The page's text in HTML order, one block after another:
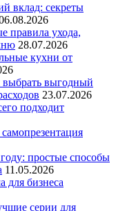
вклад: секреты
правила ухода,
28.07.2026
кухни от
выбрать выгодный
23.07.2026
подходит
простые способы
11.05.2026
для бизнеса
серии для